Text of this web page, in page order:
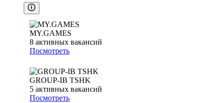
MY.GAMES
8 активных вакансий
Посмотреть
GROUP-IB TSHK
5 активных вакансий
Посмотреть